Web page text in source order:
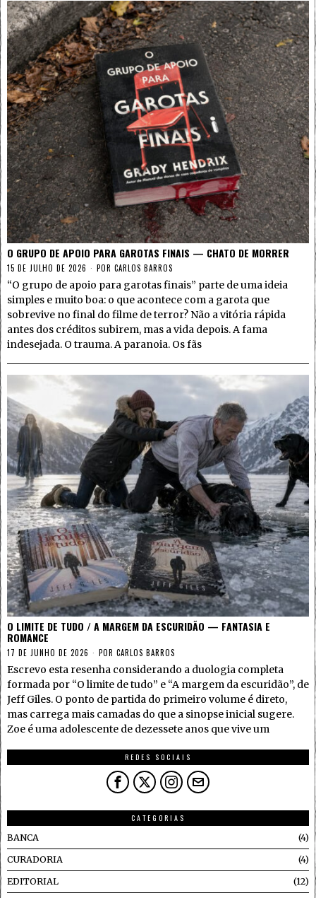
O GRUPO DE APOIO PARA GAROTAS FINAIS — CHATO DE MORRER
15 DE JULHO DE 2026 POR CARLOS BARROS
“O grupo de apoio para garotas finais” parte de uma ideia
simples e muito boa: o que acontece com a garota que
sobrevive no final do filme de terror? Não a vitória rápida
antes dos créditos subirem, mas a vida depois. A fama
indesejada. O trauma. A paranoia. Os fãs
O LIMITE DE TUDO / A MARGEM DA ESCURIDÃO — FANTASIA E
ROMANCE
17 DE JUNHO DE 2026 POR CARLOS BARROS
Escrevo esta resenha considerando a duologia completa
formada por “O limite de tudo” e “A margem da escuridão”, de
Jeff Giles. O ponto de partida do primeiro volume é direto,
mas carrega mais camadas do que a sinopse inicial sugere.
Zoe é uma adolescente de dezessete anos que vive um
REDES SOCIAIS
CATEGORIAS
BANCA
4
CURADORIA 4
EDITORIAL 12